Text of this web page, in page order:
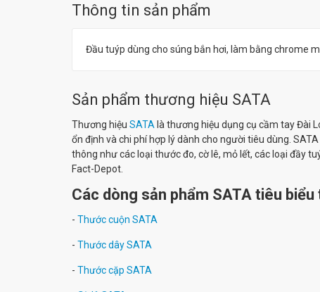
Thông tin sản phẩm
Đầu tuýp dùng cho súng bắn hơi, làm bằng chrome
Sản phẩm thương hiệu SATA
Thương hiệu SATA là thương hiệu dụng cụ cầm tay Đài
ổn định và chi phí hợp lý dành cho người tiêu dùng.
thông như các loại thước đo, cờ lê, mỏ lết, các loại đầy
Fact-Depot.
Các dòng sản phẩm SATA tiêu
- Thước cuộn SATA
- Thước dây SATA
- Thước cặp SATA